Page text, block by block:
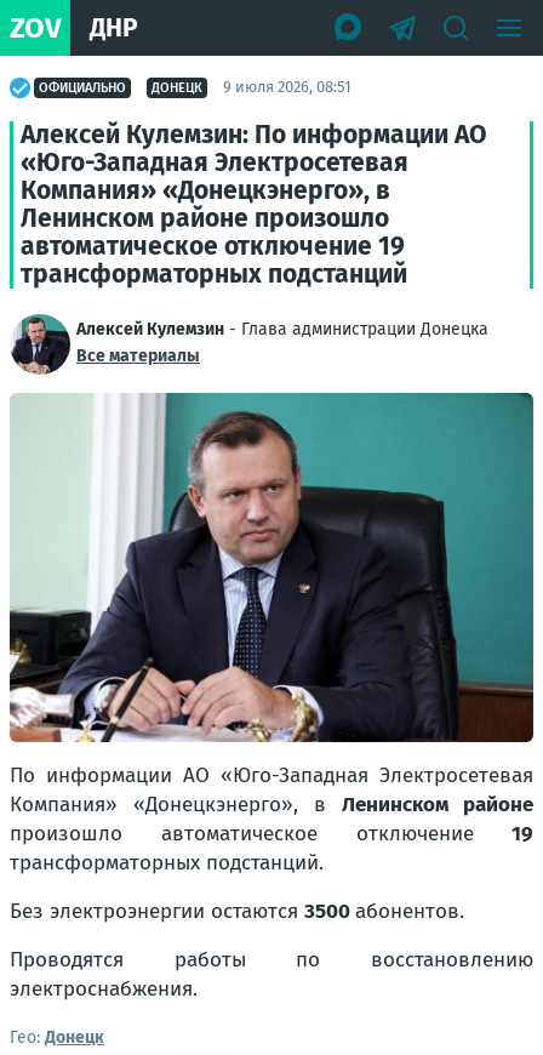
ZOV ДНР
ОФИЦИАЛЬНО ДОНЕЦК 9 июля 2026, 08:51
Алексей Кулемзин: По информации АО
«Юго-Западная Электросетевая
Компания» «Донецкэнерго», в
Ленинском районе произошло
автоматическое отключение 19
трансформаторных подстанций
Алексей Кулемзин - Глава администрации Донецка
Все материалы
По информации АО «Юго-Западная Электросетевая
Компания» «Донецкэнерго», в Ленинском районе
произошло автоматическое отключение 19
трансформаторных подстанций.
Без электроэнергии остаются 3500абонентов.
Проводятся работы по восстановлению
электроснабжения.
Гео:Донецк